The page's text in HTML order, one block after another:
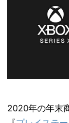
2020年の年末